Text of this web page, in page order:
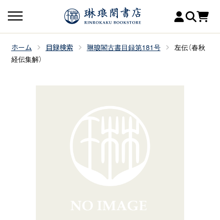
ホーム 目録検索 琳琅閣古書目録第181号
左伝（春秋
経伝集解）